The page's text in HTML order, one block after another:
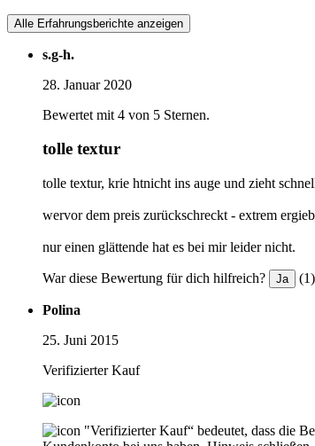
Alle Erfahrungsberichte anzeigen
s.g-h.
28. Januar 2020
Bewertet mit 4 von 5 Sternen.
tolle textur
tolle textur, krie htnicht ins auge und zieht
wervor dem preis zurückschreckt - extrem
nur einen glättende hat es bei mir leider nicht.
War diese Bewertung für dich hilfreich? Ja (1)
Polina
25. Juni 2015
Verifizierter Kauf
"Verifizierter Kauf“ bedeutet, dass die